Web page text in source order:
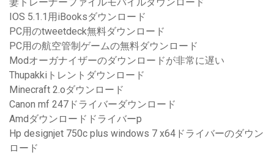
妻トレーナーファイルモバイルダウンロード
IOS 5.1.1用iBooksダウンロード
PC用のtweetdeck無料ダウンロード
PC用の航空管制ゲームの無料ダウンロード
Modオーガナイザーのダウンロードが非常に遅い
Thupakkiトレントダウンロード
Minecraft 2.oダウンロード
Canon mf 247ドライバーダウンロード
Amdダウンロードドライバーp
Hp designjet 750c plus windows 7 x64ドライバーのダウン
ロード